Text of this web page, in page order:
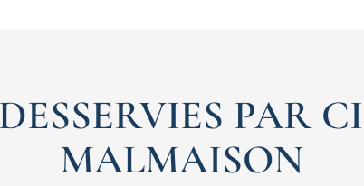
PAR
MALMAISON